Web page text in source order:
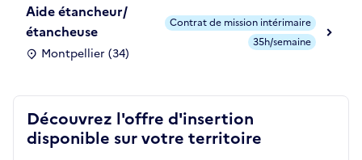
Aide étancheur/
étancheuse
Montpellier (34)
Contrat de mission intérimaire
35h/semaine
Découvrez l'offre d'insertion
disponible sur votre territoire